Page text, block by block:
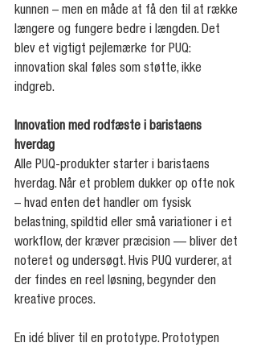
kunnen – men en måde at få den til at række
længere og fungere bedre i længden. Det
blev et vigtigt pejlemærke for PUQ:
innovation skal føles som støtte, ikke
indgreb.
Innovation med rodfæste i baristaens
hverdag
Alle PUQ-produkter starter i baristaens
hverdag. Når et problem dukker op ofte nok
– hvad enten det handler om fysisk
belastning, spildtid eller små variationer i et
workflow, der kræver præcision — bliver det
noteret og undersøgt. Hvis PUQ vurderer, at
der findes en reel løsning, begynder den
kreative proces.
En idé bliver til en prototype. Prototypen